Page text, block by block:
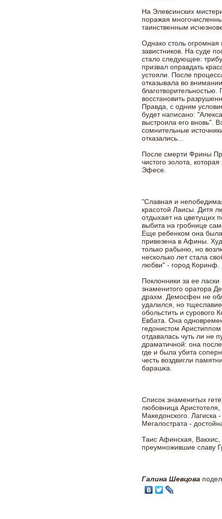
На Элевсинских
поражая
таинственным
Однако столь
завистников. На суде
стало следующее:
призвал оправдать
устояли. После
отказывала во
восстановить
Правда, с одним
будет написано:
выстроила его вновь".
сомнительные
отказались...
После смерти Фрины
чистого золота,
Эфесе.
"Славная и
красотой Лаисы. Дитя
отдыхает на цветущих
выбита на гробнице
Еще ребенком она
привезена в Афины.
только рабыню, но
несколько лет стала
любви" - город Коринф.
Поклонники за ее
знаменитого оратора
драхм. Демосфен не
удалился, но
обольстить и сурового
Евбата. Она
гедонистом
отдавалась чуть ли не
драматичной: она
где и была убита
честь воздвигли
барашка.
Список знаменитых
любовница
Македонского.
Мегалострата -
Таис Афинская,
преумножившие славу
Галина Шевцова